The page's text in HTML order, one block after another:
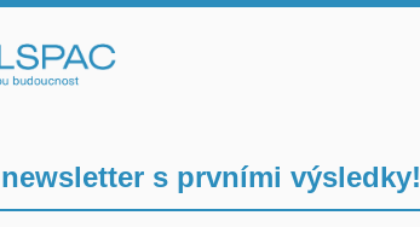
newsletter s prvními výsledky!